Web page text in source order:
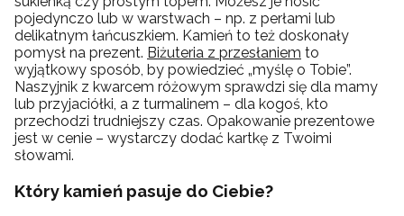
pojedynczo lub w warstwach – np. z perłami lub
delikatnym łańcuszkiem. Kamień to też doskonały
pomysł na prezent. Biżuteria z przesłaniem to
wyjątkowy sposób, by powiedzieć „myślę o Tobie”.
Naszyjnik z kwarcem różowym sprawdzi się dla mamy
lub przyjaciółki, a z turmalinem – dla kogoś, kto
przechodzi trudniejszy czas. Opakowanie prezentowe
jest w cenie – wystarczy dodać kartkę z Twoimi
słowami.
Który kamień pasuje do Ciebie?